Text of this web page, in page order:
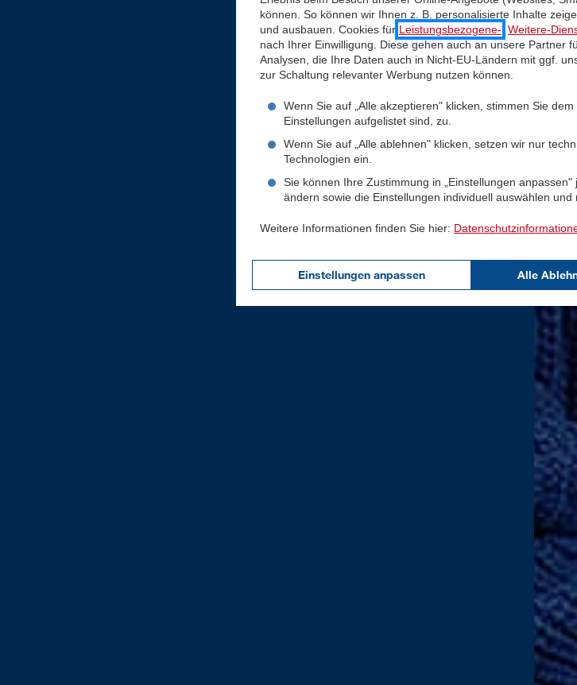
können. So können wir Ihnen z. B. personalisierte Inhalte
und ausbauen. Cookies für Leistungsbezogene- Weitere-
nach Ihrer Einwilligung. Diese gehen auch an unsere Partner
Analysen, die Ihre Daten auch in Nicht-EU-Ländern mit ggf.
zur Schaltung relevanter Werbung nutzen können.
Wenn Sie auf „Alle akzeptieren" klicken, stimmen Sie
Einstellungen aufgelistet sind, zu.
Wenn Sie auf „Alle ablehnen" klicken, setzen wir nur
Technologien ein.
Sie können Ihre Zustimmung in „Einstellungen
ändern sowie die Einstellungen individuell auswählen und
Weitere Informationen finden Sie hier:
Einstellungen anpassen Alle